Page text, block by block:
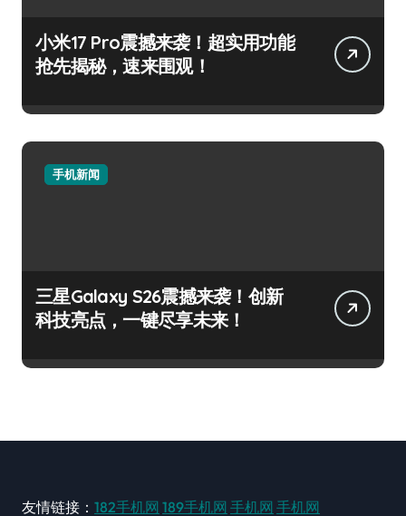
小米17 Pro震撼来袭！超实用功能
抢先揭秘，速来围观！
手机新闻
三星Galaxy S26震撼来袭！创新
科技亮点，一键尽享未来！
友情链接： 182手机网 189手机网 手机网 手机网